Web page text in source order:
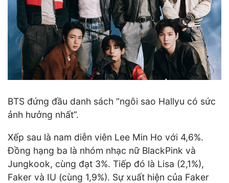
BTS đứng đầu danh sách “ngôi sao Hallyu có sức
ảnh hưởng nhất”.
Xếp sau là nam diễn viên Lee Min Ho với 4,6%.
Đồng hạng ba là nhóm nhạc nữ BlackPink và
Jungkook, cùng đạt 3%. Tiếp đó là Lisa (2,1%),
Faker và IU (cùng 1,9%). Sự xuất hiện của Faker